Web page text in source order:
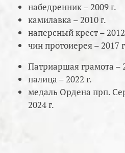
набедренник – 2009 г.
камилавка – 2010 г.
наперсный крест – 2012
чин протоиерея – 2017
Патриаршая грамота –
палица – 2022 г.
медаль Ордена прп.
2024 г.